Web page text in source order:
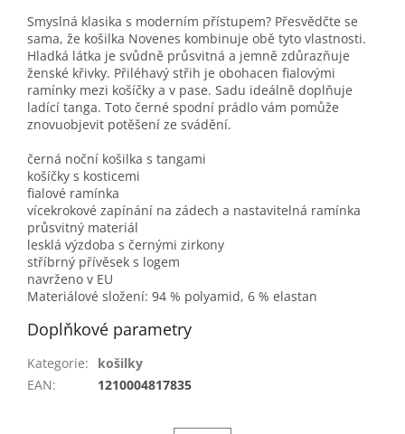
Smyslná klasika s moderním přístupem? Přesvědčte se
sama, že košilka Novenes kombinuje obě tyto vlastnosti.
Hladká látka je svůdně průsvitná a jemně zdůrazňuje
ženské křivky. Přiléhavý střih je obohacen fialovými
ramínky mezi košíčky a v pase. Sadu ideálně doplňuje
ladící tanga. Toto černé spodní prádlo vám pomůže
znovuobjevit potěšení ze svádění.
černá noční košilka s tangami
košíčky s kosticemi
fialové ramínka
vícekrokové zapínání na zádech a nastavitelná ramínka
průsvitný materiál
lesklá výzdoba s černými zirkony
stříbrný přívěsek s logem
navrženo v EU
Materiálové složení: 94 % polyamid, 6 % elastan
Doplňkové parametry
Kategorie:
košilky
EAN: 1210004817835